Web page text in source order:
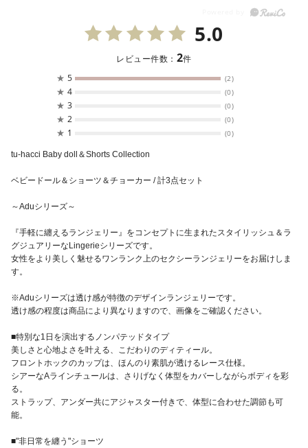
5.0
レビュー件数： 2件
★ 5 (2)
★ 4 (0)
★ 3 (0)
★ 2 (0)
★ 1 (0)
tu-hacci Baby doll＆Shorts Collection
ベビードール＆ショーツ＆チョーカー / 計3点セット
～Aduシリーズ～
『手軽に纏えるランジェリー』をコンセプトに生まれたスタイリッシュ＆ラ
グジュアリーなLingerieシリーズです。
女性をより美しく魅せるワンランク上のセクシーランジェリーをお届けしま
す。
※Aduシリーズは透け感が特徴のデザインランジェリーです。
透け感の程度は商品により異なりますので、画像をご確認ください。
■特別な1日を演出するノンパテッドタイプ
美しさと心地よさを叶える、こだわりのディティール。
フロントホックのカップは、ほんのり素肌が透けるレース仕様。
シアーなAラインチュールは、さりげなく体型をカバーしながらボディを彩
る。
ストラップ、アンダー共にアジャスター付きで、体型に合わせた調節も可
能。
■"非日常を纏う"ショーツ